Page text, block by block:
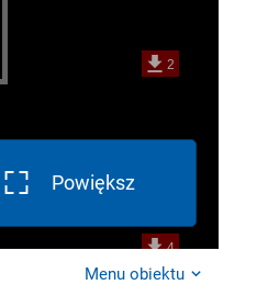
Powiększ
Menu obiektu